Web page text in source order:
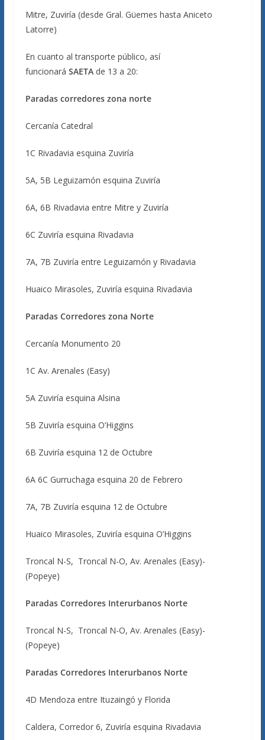
Mitre, Zuviría (desde Gral. Güemes hasta Aniceto
Latorre)
En cuanto al transporte público, así
funcionará SAETAde 13 a 20:
Paradas corredores zona norte
Cercanía Catedral
1C Rivadavia esquina Zuviría
5A, 5B Leguizamón esquina Zuviría
6A, 6B Rivadavia entre Mitre y Zuviría
6C Zuviría esquina Rivadavia
7A, 7B Zuviría entre Leguizamón y Rivadavia
Huaico Mirasoles, Zuviría esquina Rivadavia
Paradas Corredores zona Norte
Cercanía Monumento 20
1C Av. Arenales (Easy)
5А Zuviría esquina Alsina
5B Zuviría esquina O’Higgins
6B Zuviría esquina 12 de Octubre
6A 6C Gurruchaga esquina 20 de Febrero
7A, 7B Zuviría esquina 12 de Octubre
Huaico Mirasoles, Zuviría esquina O’Higgins
Troncal N-S, Troncal N-O, Av. Arenales (Easy)-
(Popeye)
Paradas Corredores Interurbanos Norte
Troncal N-S, Troncal N-O, Av. Arenales (Easy)-
(Popeye)
Paradas Corredores Interurbanos Norte
4D Mendoza entre Ituzaingó y Florida
Caldera, Corredor 6, Zuviría esquina Rivadavia